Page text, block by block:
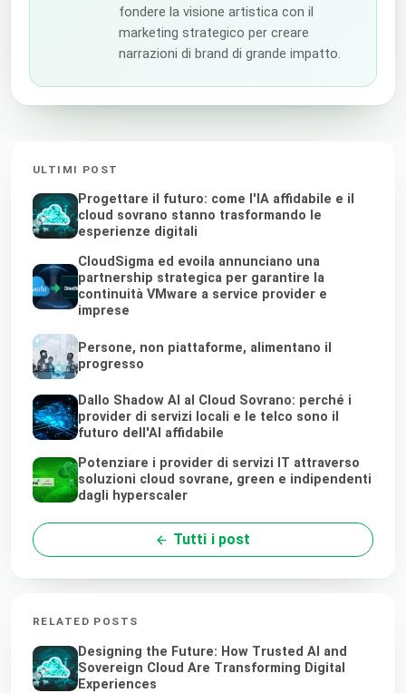
fondere la visione artistica con il
marketing strategico per creare
narrazioni di brand di grande impatto.
ULTIMI POST
Progettare il futuro: come l'IA affidabile e il
cloud sovrano stanno trasformando le
esperienze digitali
CloudSigma ed evoila annunciano una
partnership strategica per garantire la
continuità VMware a service provider e
imprese
Persone, non piattaforme, alimentano il
progresso
Dallo Shadow AI al Cloud Sovrano: perché i
provider di servizi locali e le telco sono il
futuro dell'AI affidabile
Potenziare i provider di servizi IT attraverso
soluzioni cloud sovrane, green e indipendenti
dagli hyperscaler
Tutti i post
RELATED POSTS
Designing the Future: How Trusted AI and
Sovereign Cloud Are Transforming Digital
Experiences